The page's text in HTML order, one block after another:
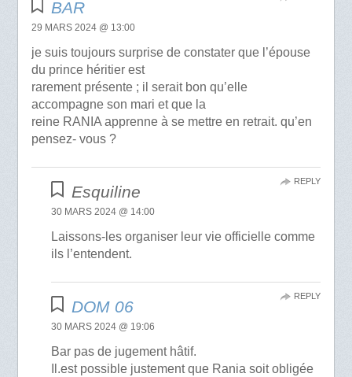
BAR
29 MARS 2024 @ 13:00
je suis toujours surprise de constater que l’épouse
du prince héritier est
rarement présente ; il serait bon qu’elle
accompagne son mari et que la
reine RANIA apprenne à se mettre en retrait. qu’en
pensez- vous ?
Esquiline
30 MARS 2024 @ 14:00
Laissons-les organiser leur vie officielle comme
ils l’entendent.
REPLY
DOM 06
30 MARS 2024 @ 19:06
Bar pas de jugement hâtif.
Il.est possible justement que Rania soit obligée
REPLY